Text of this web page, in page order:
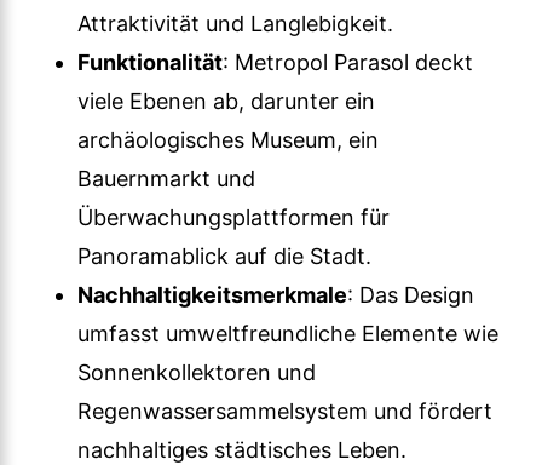
Attraktivität und Langlebigkeit.
Funktionalität: Metropol Parasol deckt
viele Ebenen ab, darunter ein
archäologisches Museum, ein
Bauernmarkt und
Überwachungsplattformen für
Panoramablick auf die Stadt.
Nachhaltigkeitsmerkmale: Das Design
umfasst umweltfreundliche Elemente wie
Sonnenkollektoren und
Regenwassersammelsystem und fördert
nachhaltiges städtisches Leben.